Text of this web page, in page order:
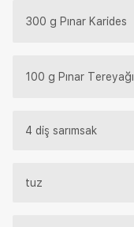
300 g Pınar Karides
100 g Pınar Tereyağı
4 diş sarımsak
tuz